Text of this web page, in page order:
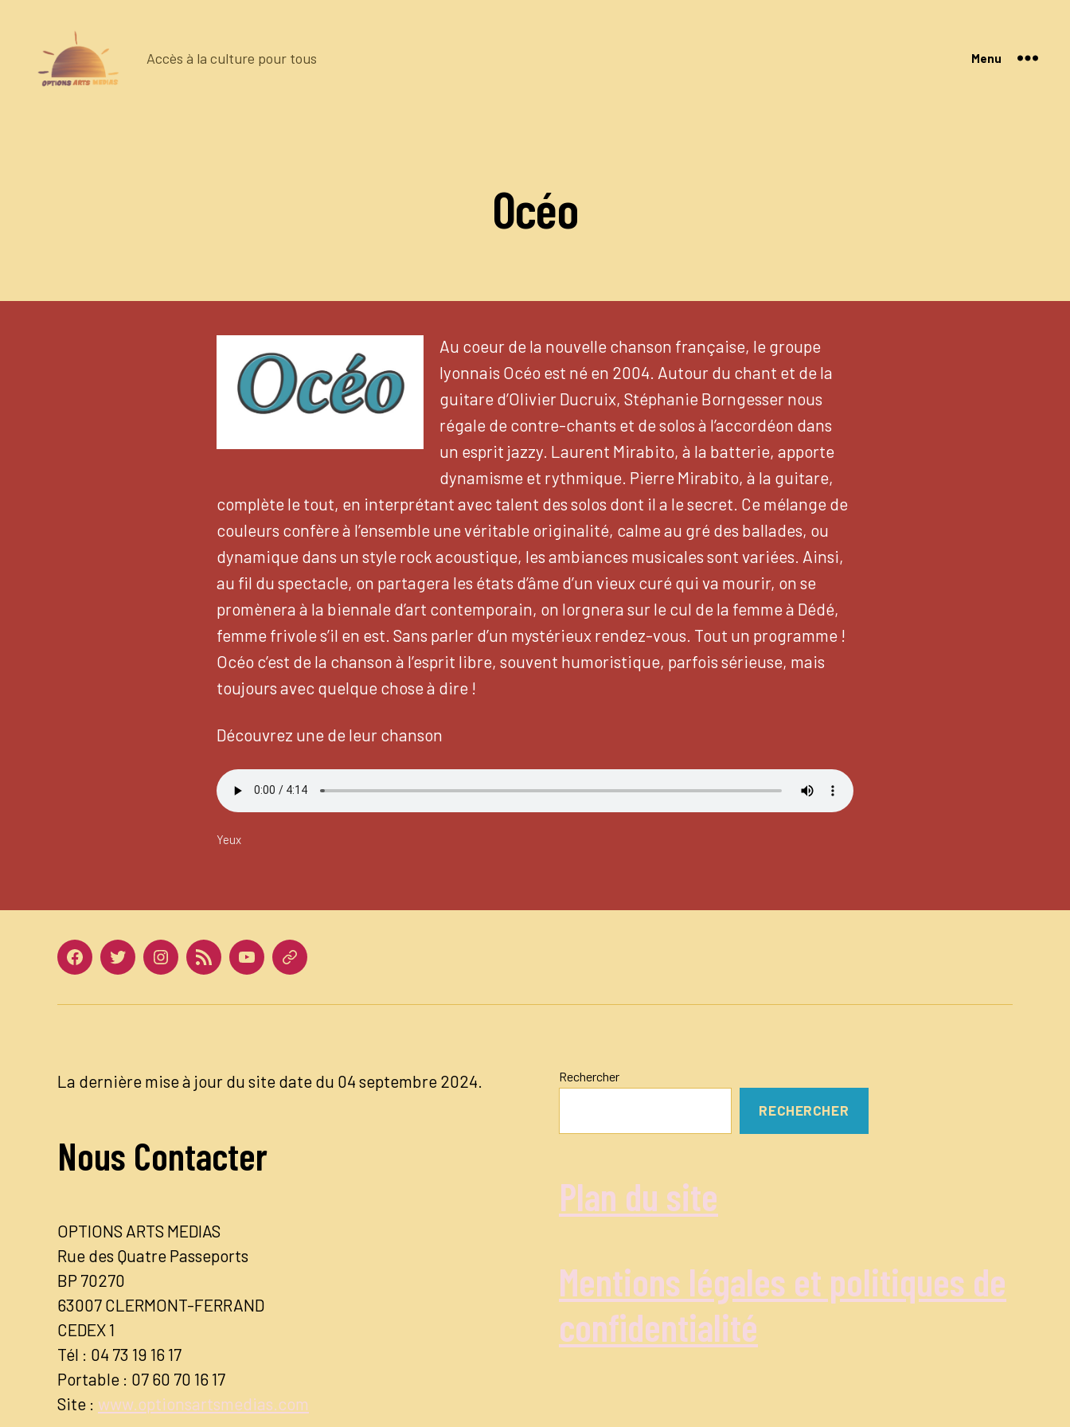
Accès à la culture pour tous Menu
Océo
Au coeur de la nouvelle chanson française, le groupe
lyonnais Océo est né en 2004. Autour du chant et de la
guitare d’Olivier Ducruix, Stéphanie Borngesser nous
régale de contre-chants et de solos à l’accordéon dans
un esprit jazzy. Laurent Mirabito, à la batterie, apporte
dynamisme et rythmique. Pierre Mirabito, à la guitare,
complète le tout, en interprétant avec talent des solos dont il a le secret. Ce mélange de
couleurs confère à l’ensemble une véritable originalité, calme au gré des ballades, ou
dynamique dans un style rock acoustique, les ambiances musicales sont variées. Ainsi,
au fil du spectacle, on partagera les états d’âme d’un vieux curé qui va mourir, on se
promènera à la biennale d’art contemporain, on lorgnera sur le cul de la femme à Dédé,
femme frivole s’il en est. Sans parler d’un mystérieux rendez-vous. Tout un programme !
Océo c’est de la chanson à l’esprit libre, souvent humoristique, parfois sérieuse, mais
toujours avec quelque chose à dire !
Découvrez une de leur chanson
Yeux
FacebookTwitterInstagramLinkedInYoutubeDailymotion
La dernière mise à jour du site date du 04 septembre 2024.
Nous Contacter
OPTIONS ARTS MEDIAS
Rue des Quatre Passeports
BP 70270
63007 CLERMONT-FERRAND
CEDEX 1
Tél : 04 73 19 16 17
Portable : 07 60 70 16 17
Site : www.optionsartsmedias.com
Rechercher
RECHERCHER
Plan du site
Mentions légales et politiques de
confidentialité